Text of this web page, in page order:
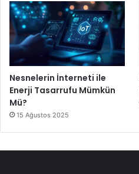
Nesnelerin İnterneti ile
Enerji Tasarrufu Mümkün
Mü?
15 Ağustos 2025